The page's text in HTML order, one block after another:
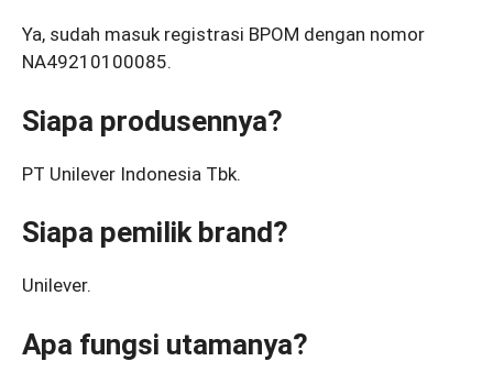
Ya, sudah masuk registrasi BPOM dengan nomor
NA49210100085.
Siapa produsennya?
PT Unilever Indonesia Tbk.
Siapa pemilik brand?
Unilever.
Apa fungsi utamanya?